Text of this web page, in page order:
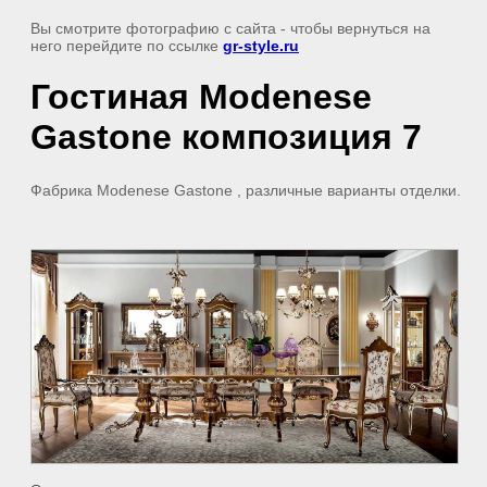
Вы смотрите фотографию с сайта - чтобы вернуться на
него перейдите по ссылке gr-style.ru
Гостиная Modenese
Gastone композиция 7
Фабрика Modenese Gastone , различные варианты отделки.